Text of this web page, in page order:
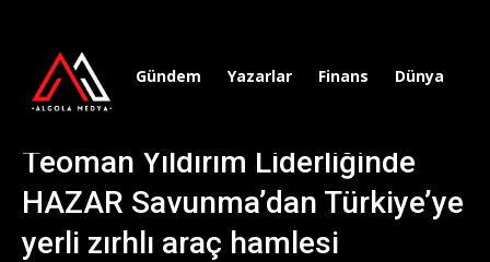
Gündem Yazarlar Finans Dünya
Teoman Yıldırım Liderliğinde
HAZAR Savunma’dan Türkiye’ye
yerli zırhlı araç hamlesi